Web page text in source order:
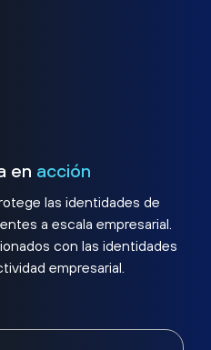
en acción
las identidades de
a escala empresarial.
con las identidades
empresarial.